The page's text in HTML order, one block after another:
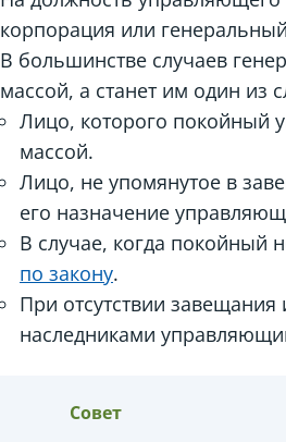
корпорация или
В большинстве случаев
массой, а станет им один из
Лицо, которого покойный
массой.
Лицо, не упомянутое в
его назначение
В случае, когда покойный
по закону.
При отсутствии
наследниками
Совет